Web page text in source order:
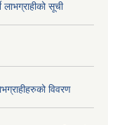
लाभग्राहीको सूची
विवरण